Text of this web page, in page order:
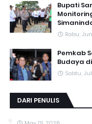
Bupati
Rabu,
Pemkab
Budaya di
Sabtu,
DARI PENULIS